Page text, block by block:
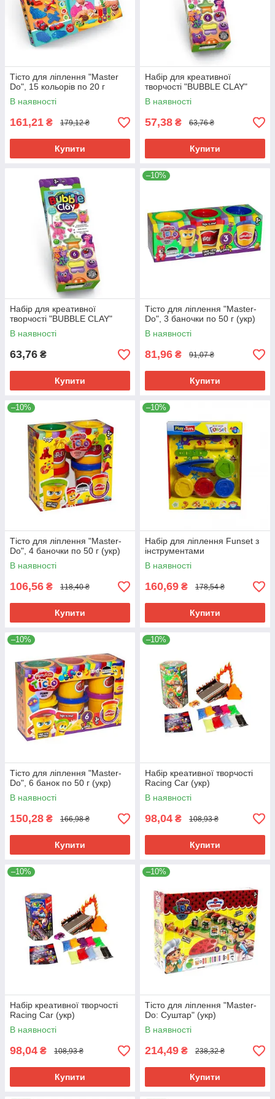
Тісто для ліплення "Master
Do", 15 кольорів по 20 г
В наявності
161,21 ₴ 179,12 ₴
Купити
Набір для креативної
творчості "BUBBLE CLAY"
В наявності
57,38 ₴ 63,76 ₴
Купити
Набір для креативної
творчості "BUBBLE CLAY"
В наявності
63,76 ₴
Купити
–10%
Тісто для ліплення "Master-
Do", 3 баночки по 50 г (укр)
В наявності
81,96 ₴ 91,07 ₴
Купити
–10%
Тісто для ліплення "Master-
Do", 4 баночки по 50 г (укр)
В наявності
106,56 ₴ 118,40 ₴
Купити
–10%
Набір для ліплення Funset з
інструментами
В наявності
160,69 ₴ 178,54 ₴
Купити
–10%
Тісто для ліплення "Master-
Do", 6 банок по 50 г (укр)
В наявності
150,28 ₴ 166,98 ₴
Купити
–10%
Набір креативної творчості
Racing Car (укр)
В наявності
98,04 ₴ 108,93 ₴
Купити
–10%
Набір креативної творчості
Racing Car (укр)
В наявності
98,04 ₴ 108,93 ₴
Купити
–10%
Тісто для ліплення "Master-
Do: Суштар" (укр)
В наявності
214,49 ₴ 238,32 ₴
Купити